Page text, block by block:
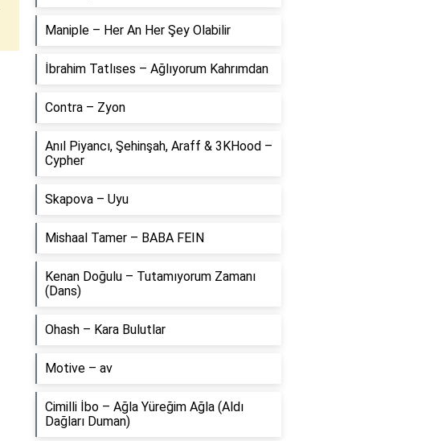
Maniple – Her An Her Şey Olabilir
İbrahim Tatlıses – Ağlıyorum Kahrımdan
Contra – Zyon
Anıl Piyancı, Şehinşah, Araff & 3KHood –
Cypher
Skapova – Uyu
Mishaal Tamer – BABA FEIN
Kenan Doğulu – Tutamıyorum Zamanı
(Dans)
Ohash – Kara Bulutlar
Motive – av
Cimilli İbo – Ağla Yüreğim Ağla (Aldı
Dağları Duman)